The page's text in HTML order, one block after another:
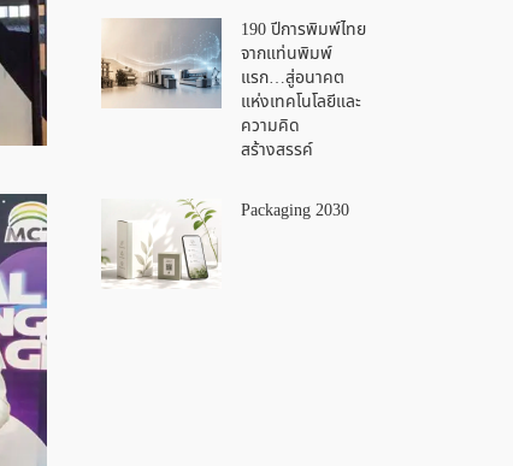
190 ปีการพิมพ์ไทย
จากแท่นพิมพ์
แรก…สู่อนาคต
แห่งเทคโนโลยีและ
ความคิด
สร้างสรรค์
Packaging 2030